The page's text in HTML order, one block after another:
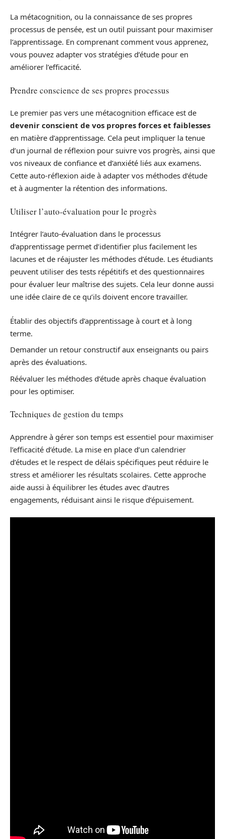
La métacognition, ou la connaissance de ses propres
processus de pensée, est un outil puissant pour maximiser
l’apprentissage. En comprenant comment vous apprenez,
vous pouvez adapter vos stratégies d’étude pour en
améliorer l’efficacité.
Prendre conscience de ses propres processus
Le premier pas vers une métacognition efficace est de
devenir conscient de vos propres forces et faiblesses
en matière d’apprentissage. Cela peut impliquer la tenue
d’un journal de réflexion pour suivre vos progrès, ainsi que
vos niveaux de confiance et d’anxiété liés aux examens.
Cette auto-réflexion aide à adapter vos méthodes d’étude
et à augmenter la rétention des informations.
Utiliser l’auto-évaluation pour le progrès
Intégrer l’auto-évaluation dans le processus
d’apprentissage permet d’identifier plus facilement les
lacunes et de réajuster les méthodes d’étude. Les étudiants
peuvent utiliser des tests répétitifs et des questionnaires
pour évaluer leur maîtrise des sujets. Cela leur donne aussi
une idée claire de ce qu’ils doivent encore travailler.
Établir des objectifs d’apprentissage à court et à long
terme.
Demander un retour constructif aux enseignants ou pairs
après des évaluations.
Réévaluer les méthodes d’étude après chaque évaluation
pour les optimiser.
Techniques de gestion du temps
Apprendre à gérer son temps est essentiel pour maximiser
l’efficacité d’étude. La mise en place d’un calendrier
d’études et le respect de délais spécifiques peut réduire le
stress et améliorer les résultats scolaires. Cette approche
aide aussi à équilibrer les études avec d’autres
engagements, réduisant ainsi le risque d’épuisement.